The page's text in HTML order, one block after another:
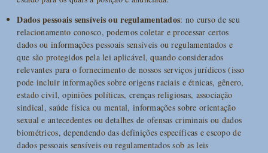
Dados pessoais sensíveis ou regulamentados: no curso de seu
relacionamento conosco, podemos coletar e processar certos
dados ou informações pessoais sensíveis ou regulamentados e
que são protegidos pela lei aplicável, quando considerados
relevantes para o fornecimento de nossos serviços jurídicos (isso
pode incluir informações sobre origens raciais e étnicas, gênero,
estado civil, opiniões políticas, crenças religiosas, associação
sindical, saúde física ou mental, informações sobre orientação
sexual e antecedentes ou detalhes de ofensas criminais ou dados
biométricos, dependendo das definições específicas e escopo de
dados pessoais sensíveis ou regulamentados sob as leis